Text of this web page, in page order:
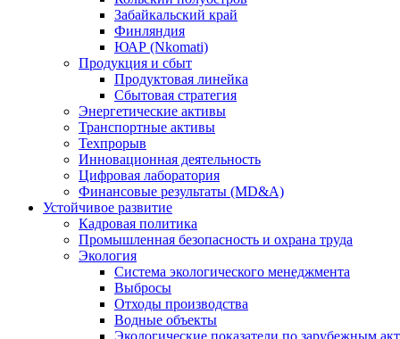
Забайкальский край
Финляндия
ЮАР (Nkomati)
Продукция и сбыт
Продуктовая линейка
Сбытовая стратегия
Энергетические активы
Транспортные активы
Техпрорыв
Инновационная деятельность
Цифровая лаборатория
Финансовые результаты (MD&A)
Устойчивое развитие
Кадровая политика
Промышленная безопасность и охрана труда
Экология
Система экологического менеджмента
Выбросы
Отходы производства
Водные объекты
Экологические показатели по зарубежным